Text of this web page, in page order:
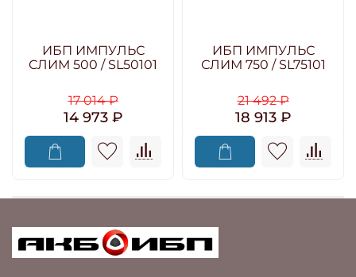
ИБП ИМПУЛЬС
СЛИМ 500 / SL50101
17 014 ₽
14 973 ₽
ИБП ИМПУЛЬС
СЛИМ 750 / SL75101
21 492 ₽
18 913 ₽